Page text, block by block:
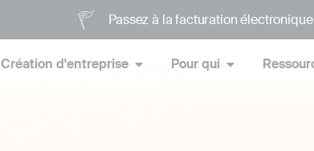
Passez à la facturation
Création d'entreprise Pour qui